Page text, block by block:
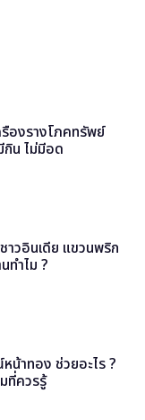
องรางโภคทรัพย์
น ไม่มีอด
าวอินเดีย แขวนพริก
ทำไม ?
น้าทอง ช่วยอะไร ?
ที่ควรรู้